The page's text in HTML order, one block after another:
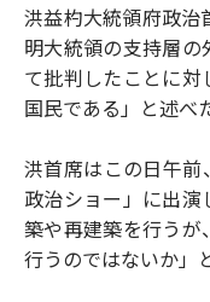
洪益杓大統領府政治
明大統領の支持層
て批判したことに対
国民である」と述べ
洪首席はこの日午前
政治ショー」に出
築や再建築を行うが
行うのではないか」